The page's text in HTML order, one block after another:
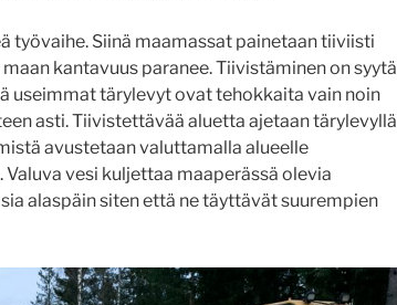
työvaihe. Siinä maamassat painetaan tiiviisti
kantavuus paranee. Tiivistäminen on syytä
useimmat tärylevyt ovat tehokkaita vain noin
asti. Tiivistettävää aluetta ajetaan tärylevyllä
avustetaan valuttamalla alueelle
vesi kuljettaa maaperässä olevia
alaspäin siten että ne täyttävät suurempien